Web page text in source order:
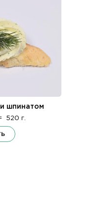
шпинатом
520 г.